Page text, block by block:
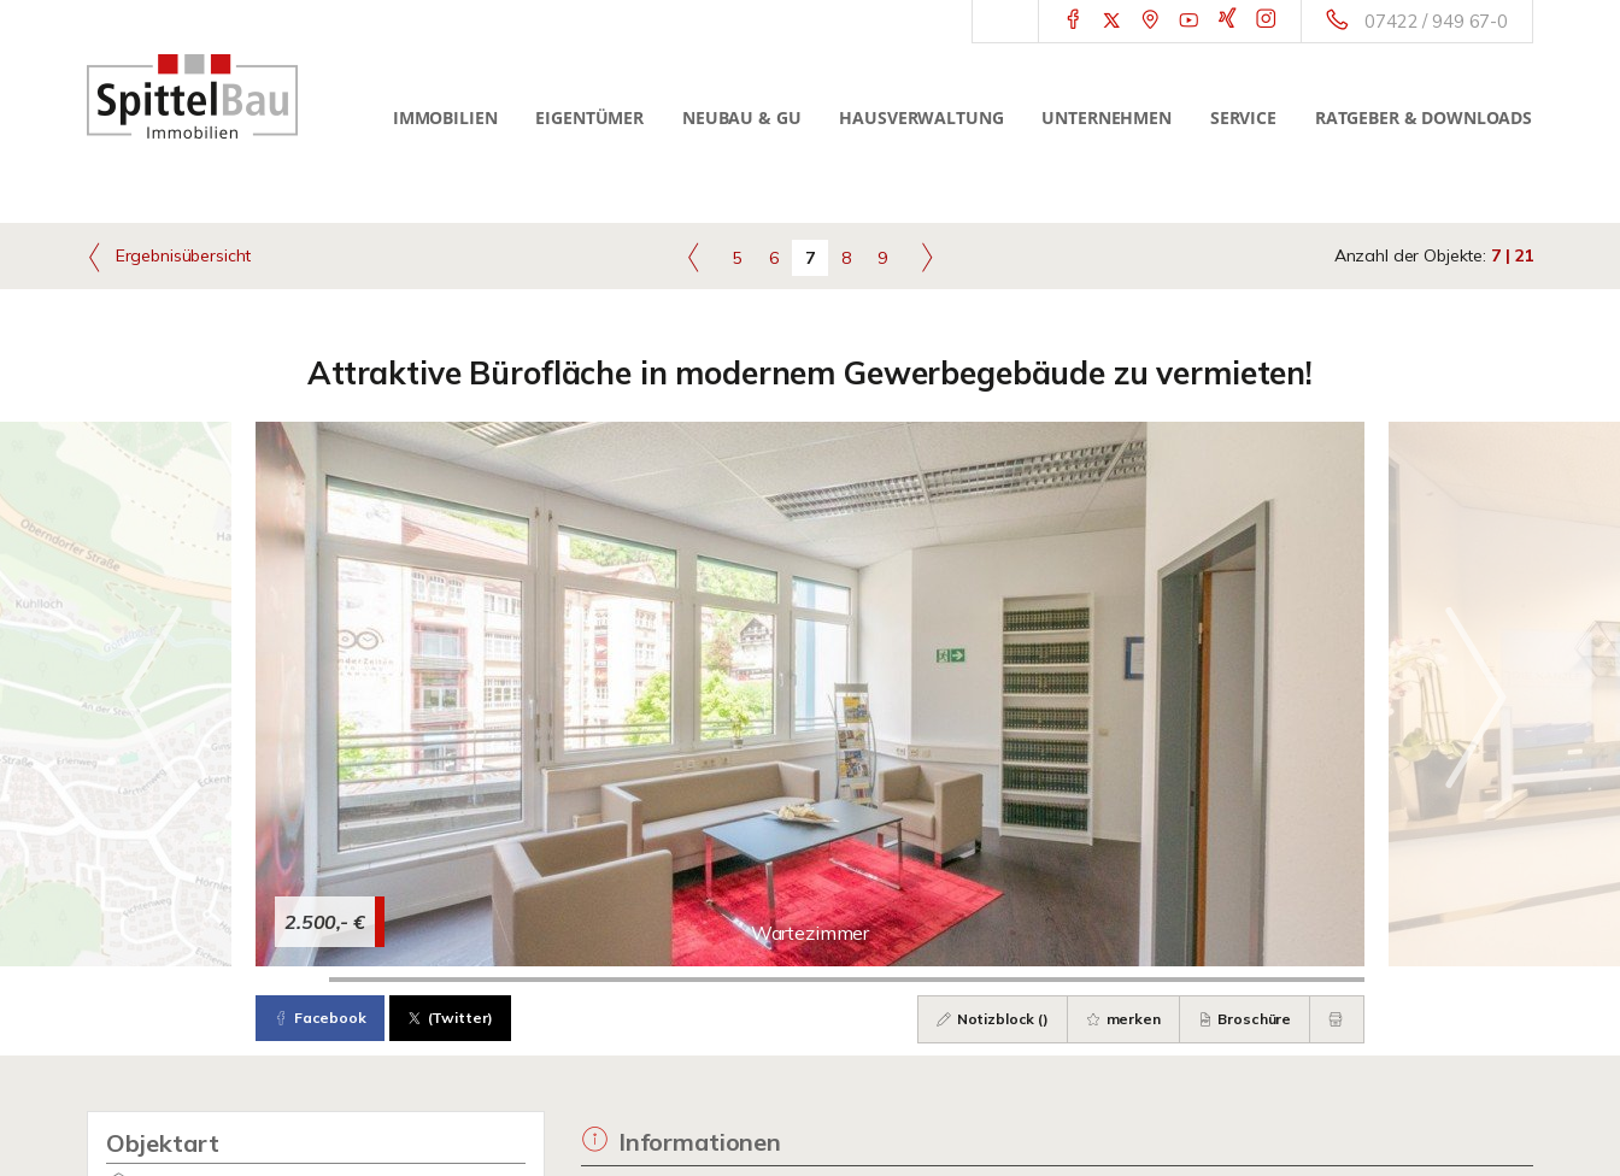
07422 / 949 67-0
IMMOBILIEN EIGENTÜMER NEUBAU & GU HAUSVERWALTUNG UNTERNEHMEN SERVICE RATGEBER & DOWNLOADS
Ergebnisübersicht 5 6 7 8 9 Anzahl der Objekte: 7 | 21
Attraktive Bürofläche in modernem Gewerbegebäude zu vermieten!
Wartezimmer
2.500,- €
Facebook (Twitter) Notizblock () merken Broschüre
Objektart Informationen